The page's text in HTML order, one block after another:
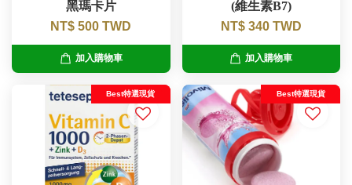
黑瑪卡片
NT$ 500 TWD
加入購物車
(維生素B7)
NT$ 340 TWD
加入購物車
Best特選現貨 Best特選現貨